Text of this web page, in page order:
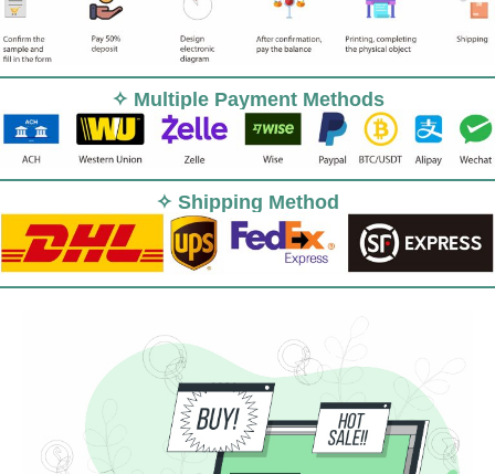
✧ Multiple Payment Methods
✧ Shipping Method